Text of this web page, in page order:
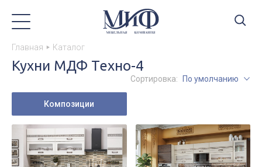
Главная Каталог
Кухни МДФ Техно-4
Сортировка: По умолчанию
Композиции